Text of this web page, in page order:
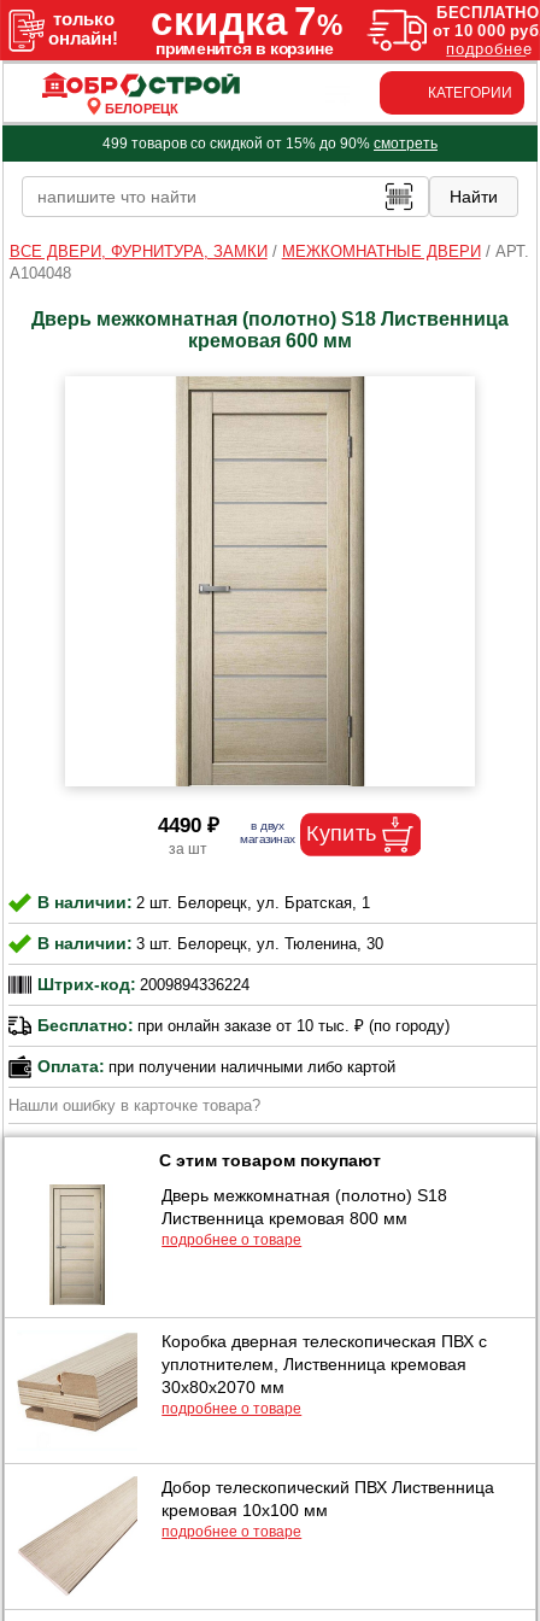
БЕЛОРЕЦК
КАТЕГОРИИ
499 товаров со скидкой от 15% до 90% смотреть
ВСЕ ДВЕРИ, ФУРНИТУРА, ЗАМКИ / МЕЖКОМНАТНЫЕ ДВЕРИ / АРТ.
A104048
Дверь межкомнатная (полотно) S18 Лиственница
кремовая 600 мм
4490 ₽
В наличии: 2 шт. Белорецк, ул. Братская, 1
В наличии: 3 шт. Белорецк, ул. Тюленина, 30
Штрих-код: 2009894336224
Бесплатно: при онлайн заказе от 10 тыс. ₽ (по городу)
Оплата: при получении наличными либо картой
Нашли ошибку в карточке товара?
С этим товаром покупают
Дверь межкомнатная (полотно) S18
Лиственница кремовая 800 мм
подробнее о товаре
Коробка дверная телескопическая ПВХ с
уплотнителем, Лиственница кремовая
30х80х2070 мм
подробнее о товаре
Добор телескопический ПВХ Лиственница
кремовая 10х100 мм
подробнее о товаре